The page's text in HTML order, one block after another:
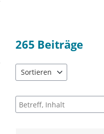
265 Beiträge
Sortieren
Suche nach Beiträgen